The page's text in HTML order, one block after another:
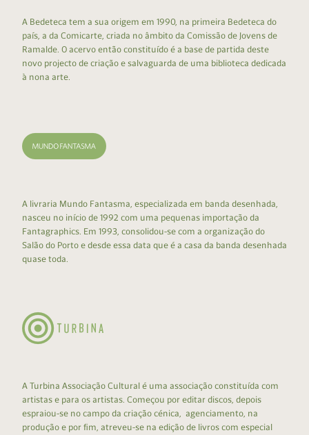
A Bedeteca tem a sua origem em 1990, na primeira Bedeteca do
país, a da Comicarte, criada no âmbito da Comissão de Jovens de
Ramalde. O acervo então constituído é a base de partida deste
novo projecto de criação e salvaguarda de uma biblioteca dedicada
à nona arte.
A livraria Mundo Fantasma, especializada em banda desenhada,
nasceu no início de 1992 com uma pequenas importação da
Fantagraphics. Em 1993, consolidou-se com a organização do
Salão do Porto e desde essa data que é a casa da banda desenhada
quase toda.
A Turbina Associação Cultural é uma associação constituída com
artistas e para os artistas. Começou por editar discos, depois
espraiou-se no campo da criação cénica, agenciamento, na
produção e por fim, atreveu-se na edição de livros com especial